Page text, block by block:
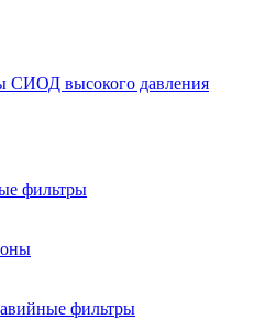
СИОД высокого давления
фильтры
фильтры